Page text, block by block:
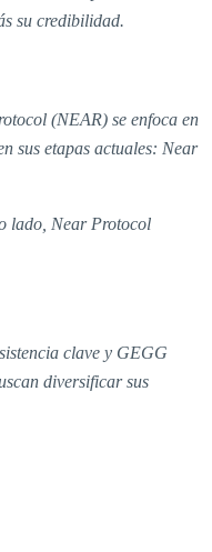
su credibilidad.
(NEAR) se enfoca en
sus etapas actuales: Near
lado, Near Protocol
clave y GEGG
diversificar sus